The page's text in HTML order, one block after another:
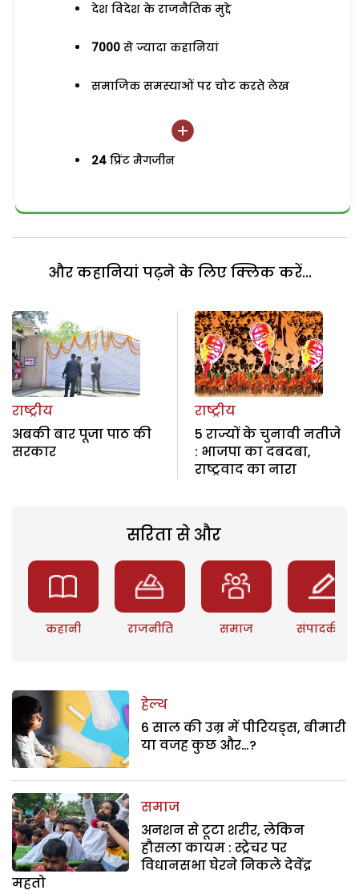
देश विदेश के राजनैतिक मुद्दे
7000 से ज्यादा कहानियां
समाजिक समस्याओं पर चोट करते लेख
24 प्रिंट मैगजीन
और कहानियां पढ़ने के लिए क्लिक करें...
राष्ट्रीय
अबकी बार पूजा पाठ की
सरकार
राष्ट्रीय
5 राज्यों के चुनावी नतीजे
: भाजपा का दबदबा,
राष्ट्रवाद का नारा
सरिता से और
कहानी राजनीति समाज संपादकीय
हेल्थ
6 साल की उम्र में पीरियड्स, बीमारी
या वजह कुछ और…?
समाज
अनशन से टूटा शरीर, लेकिन
हौसला कायम : स्ट्रेचर पर
विधानसभा घेरने निकले देवेंद्र
महतो